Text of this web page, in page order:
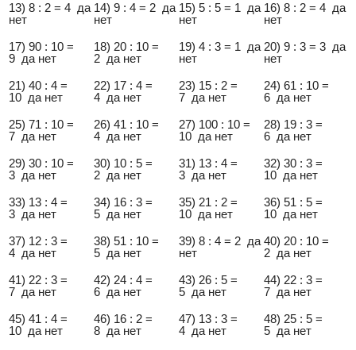
13) 8 : 2 = 4 да
нет
14) 9 : 4 = 2 да
нет
15) 5 : 5 = 1 да
нет
16) 8 : 2 = 4 да
нет
17) 90 : 10 =
9 да нет
18) 20 : 10 =
2 да нет
19) 4 : 3 = 1 да
нет
20) 9 : 3 = 3 да
нет
21) 40 : 4 =
10 да нет
22) 17 : 4 =
4 да нет
23) 15 : 2 =
7 да нет
24) 61 : 10 =
6 да нет
25) 71 : 10 =
7 да нет
26) 41 : 10 =
4 да нет
27) 100 : 10 =
10 да нет
28) 19 : 3 =
6 да нет
29) 30 : 10 =
3 да нет
30) 10 : 5 =
2 да нет
31) 13 : 4 =
3 да нет
32) 30 : 3 =
10 да нет
33) 13 : 4 =
3 да нет
34) 16 : 3 =
5 да нет
35) 21 : 2 =
10 да нет
36) 51 : 5 =
10 да нет
37) 12 : 3 =
4 да нет
38) 51 : 10 =
5 да нет
39) 8 : 4 = 2 да
нет
40) 20 : 10 =
2 да нет
41) 22 : 3 =
7 да нет
42) 24 : 4 =
6 да нет
43) 26 : 5 =
5 да нет
44) 22 : 3 =
7 да нет
45) 41 : 4 =
10 да нет
46) 16 : 2 =
8 да нет
47) 13 : 3 =
4 да нет
48) 25 : 5 =
5 да нет